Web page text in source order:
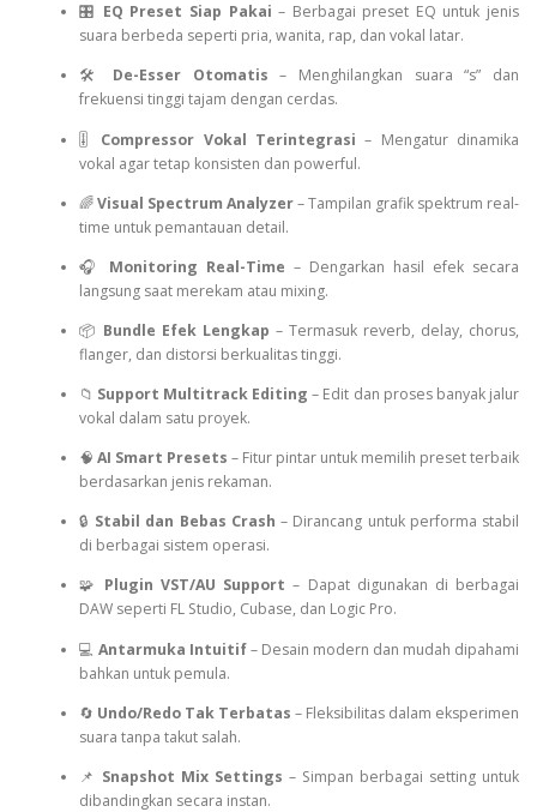
🎛️ EQ Preset Siap Pakai – Berbagai preset EQ untuk jenis
suara berbeda seperti pria, wanita, rap, dan vokal latar.
🛠️ De-Esser Otomatis – Menghilangkan suara “s” dan
frekuensi tinggi tajam dengan cerdas.
🎚️ Compressor Vokal Terintegrasi – Mengatur dinamika
vokal agar tetap konsisten dan powerful.
🌈Visual Spectrum Analyzer– Tampilan grafik spektrum real-
time untuk pemantauan detail.
🎧 Monitoring Real-Time – Dengarkan hasil efek secara
langsung saat merekam atau mixing.
📦 Bundle Efek Lengkap – Termasuk reverb, delay, chorus,
flanger, dan distorsi berkualitas tinggi.
📁 Support Multitrack Editing – Edit dan proses banyak jalur
vokal dalam satu proyek.
🧠 AI Smart Presets – Fitur pintar untuk memilih preset terbaik
berdasarkan jenis rekaman.
🔒 Stabil dan Bebas Crash – Dirancang untuk performa stabil
di berbagai sistem operasi.
🧩 Plugin VST/AU Support – Dapat digunakan di berbagai
DAW seperti FL Studio, Cubase, dan Logic Pro.
💻 Antarmuka Intuitif– Desain modern dan mudah dipahami
bahkan untuk pemula.
🔄 Undo/Redo Tak Terbatas – Fleksibilitas dalam eksperimen
suara tanpa takut salah.
📌 Snapshot Mix Settings – Simpan berbagai setting untuk
dibandingkan secara instan.